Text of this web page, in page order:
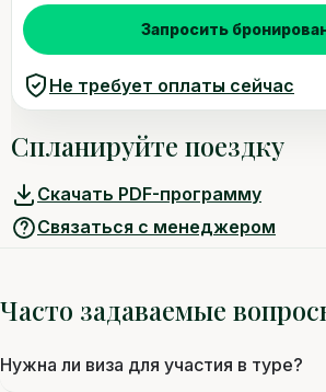
Запросить
Не требует оплаты сейчас
Спланируйте поездку
Скачать PDF-программу
Связаться с менеджером
Часто задаваемые
Нужна ли виза для участия в туре?